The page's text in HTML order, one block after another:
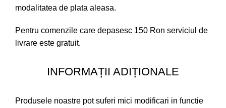
modalitatea de plata aleasa.
Pentru comenzile care depasesc 150 Ron serviciul de
livrare este gratuit.
INFORMAȚII ADIȚIONALE
Produsele noastre pot suferi mici modificari in functie